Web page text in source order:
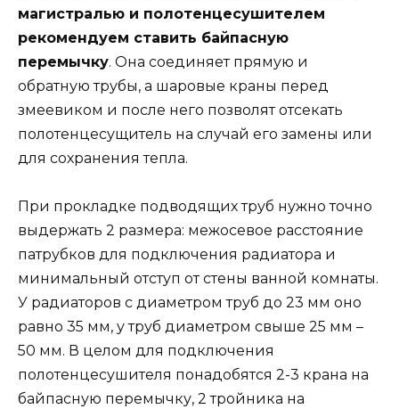
магистралью и полотенцесушителем
рекомендуем ставить байпасную
перемычку. Она соединяет прямую и
обратную трубы, а шаровые краны перед
змеевиком и после него позволят отсекать
полотенцесущитель на случай его замены или
для сохранения тепла.
При прокладке подводящих труб нужно точно
выдержать 2 размера: межосевое расстояние
патрубков для подключения радиатора и
минимальный отступ от стены ванной комнаты.
У радиаторов с диаметром труб до 23 мм оно
равно 35 мм, у труб диаметром свыше 25 мм –
50 мм. В целом для подключения
полотенцесушителя понадобятся 2-3 крана на
байпасную перемычку, 2 тройника на